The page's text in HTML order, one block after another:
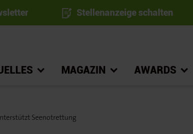
Stellenanzeige schalten
MAGAZIN AWARDS
Seenotrettung